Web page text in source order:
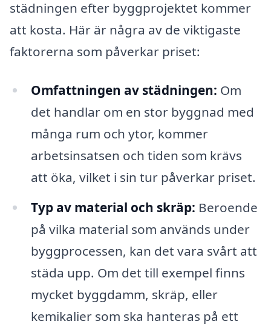
städningen efter byggprojektet kommer
att kosta. Här är några av de viktigaste
faktorerna som påverkar priset:
Omfattningen av städningen: Om
det handlar om en stor byggnad med
många rum och ytor, kommer
arbetsinsatsen och tiden som krävs
att öka, vilket i sin tur påverkar priset.
Typ av material och skräp: Beroende
på vilka material som används under
byggprocessen, kan det vara svårt att
städa upp. Om det till exempel finns
mycket byggdamm, skräp, eller
kemikalier som ska hanteras på ett